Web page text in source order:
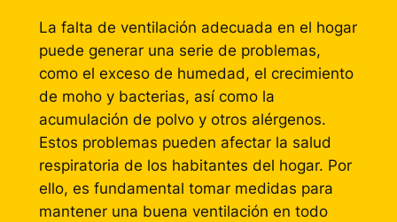
La falta de ventilación adecuada en el hogar
puede generar una serie de problemas,
como el exceso de humedad, el crecimiento
de moho y bacterias, así como la
acumulación de polvo y otros alérgenos.
Estos problemas pueden afectar la salud
respiratoria de los habitantes del hogar. Por
ello, es fundamental tomar medidas para
mantener una buena ventilación en todo